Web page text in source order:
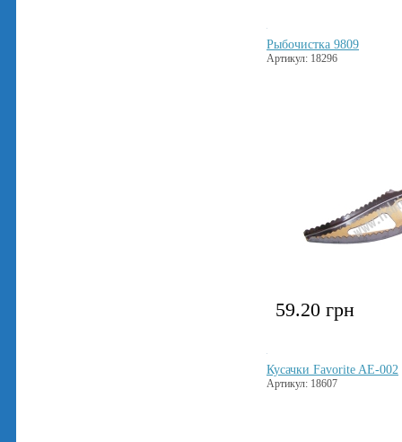
Рыбочистка 9809
Артикул: 18296
59.20 грн
Кусачки Favorite AE-002
Артикул: 18607